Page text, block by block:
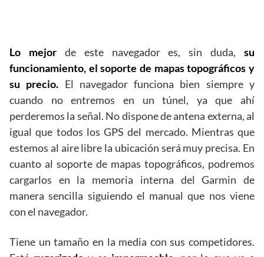
Lo mejorde este navegador es, sin duda, su
funcionamiento, el soporte de mapas topográficos y
su precio. El navegador funciona bien siempre y
cuando no entremos en un túnel, ya que ahí
perderemos la señal. No dispone de antena externa, al
igual que todos los GPS del mercado. Mientras que
estemos al aire libre la ubicación será muy precisa. En
cuanto al soporte de mapas topográficos, podremos
cargarlos en la memoria interna del Garmin de
manera sencilla siguiendo el manual que nos viene
con el navegador.
Tiene un tamaño en la media con sus competidores.